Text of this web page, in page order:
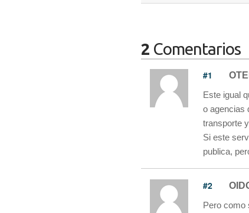
2 Comentarios
#1
Este igual
o agencias
transporte
Si este
publica,
#2
Pero como